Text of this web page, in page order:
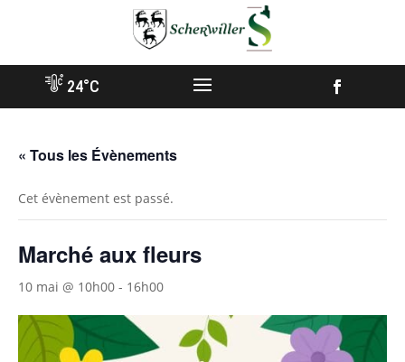
24°C
Facebook
« Tous les Évènements
Cet évènement est passé.
Marché aux fleurs
10 mai @ 10h00 - 16h00